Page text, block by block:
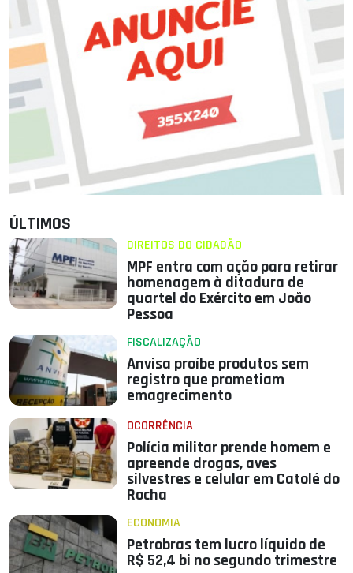
ÚLTIMOS
DIREITOS DO CIDADÃO
MPF entra com ação para retirar
homenagem à ditadura de
quartel do Exército em João
Pessoa
FISCALIZAÇÃO
Anvisa proíbe produtos sem
registro que prometiam
emagrecimento
OCORRÊNCIA
Polícia militar prende homem e
apreende drogas, aves
silvestres e celular em Catolé do
Rocha
ECONOMIA
Petrobras tem lucro líquido de
R$ 52,4 bi no segundo trimestre